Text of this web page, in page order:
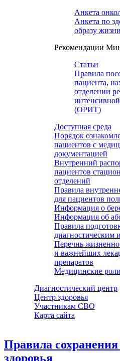
Анкета
Анкета по
образу жизни
Рекомендации
Статьи
Правила
пациента,
отделении
(ОРИТ)
Доступная среда
Порядок
пациентов с
документацией
Внутренний
пациентов
отделений
Правила
для пациентов
Информация о
Информация об
Правила
диагностическим
Перечнь
и важнейших
препаратов
Медицинские
Диагностический центр
Центр здоровья
Участникам СВО
Карта сайта
Правила сохранения
здоровья